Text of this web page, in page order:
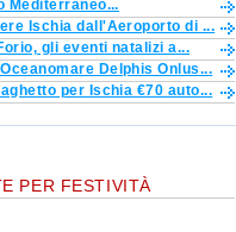
Mediterraneo...
Ischia dall'Aeroporto di ...
gli eventi natalizi a...
Delphis Onlus...
per Ischia €70 auto...
PER FESTIVITÀ